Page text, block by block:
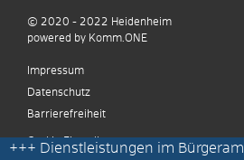
+++ Dienstleistungen im
© 2020 - 2022 Heidenheim
powered by Komm.ONE
Impressum
Datenschutz
Barrierefreiheit
Cookie Einstellungen